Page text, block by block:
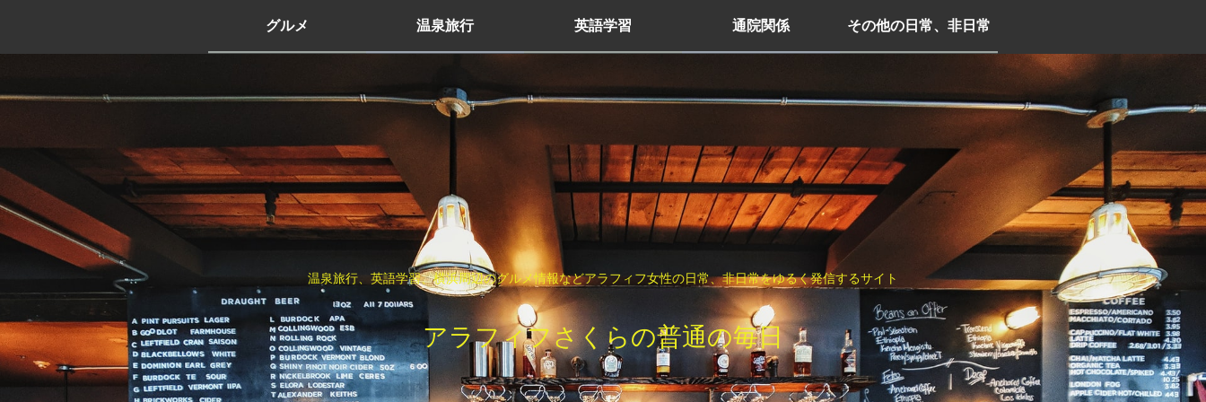
温泉旅行、英語学習、横浜周辺のグルメ情報などアラフィフ女性の日常、非日常をゆるく発信するサイト
アラフィフさくらの普通の毎日
グルメ 温泉旅行 英語学習 通院関係 その他の日常、非日常